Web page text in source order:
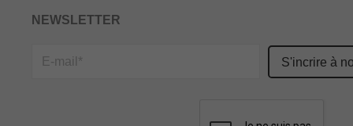
NEWSLETTER
Please
leave
field